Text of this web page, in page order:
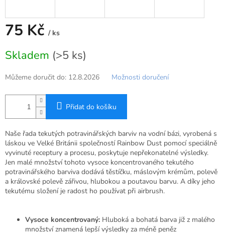
75 Kč / ks
cena:
Skladem (>5 ks)
Můžeme doručit do: 12.8.2026 Možnosti doručení
Přidat do košíku
Naše řada tekutých potravinářských barviv na vodní bázi, vyrobená s
láskou ve Velké Británii společností Rainbow Dust pomocí speciálně
vyvinuté receptury a procesu, poskytuje nepřekonatelné výsledky.
Jen malé množství tohoto vysoce koncentrovaného tekutého
potravinářského barviva dodává těstíčku, máslovým krémům, polevě
a královské polevě zářivou, hlubokou a poutavou barvu. A díky jeho
tekutému složení je radost ho používat při airbrush.
Vysoce koncentrovaný: Hluboká a bohatá barva již z malého
množství znamená lepší výsledky za méně peněz